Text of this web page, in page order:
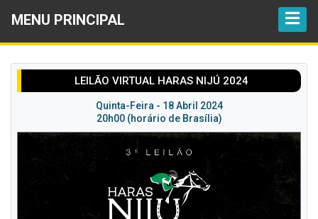
MENU PRINCIPAL
LEILÃO VIRTUAL HARAS NIJÚ 2024
Quinta-Feira - 18 Abril 2024
20h00 (horário de Brasília)